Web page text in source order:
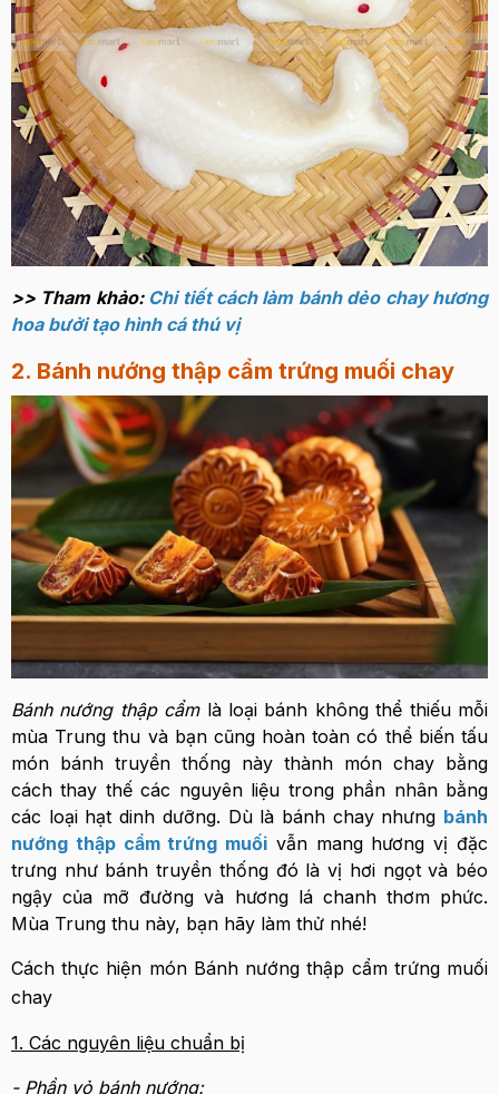
>> Tham khảo: Chi tiết cách làm bánh dẻo chay hương
hoa bưởi tạo hình cá thú vị
2. Bánh nướng thập cẩm trứng muối chay
Bánh nướng thập cẩmlà loại bánh không thể thiếu mỗi
mùa Trung thu và bạn cũng hoàn toàn có thể biến tấu
món bánh truyền thống này thành món chay bằng
cách thay thế các nguyên liệu trong phần nhân bằng
các loại hạt dinh dưỡng. Dù là bánh chay nhưng bánh
nướng thập cẩm trứng muối vẫn mang hương vị đặc
trưng như bánh truyền thống đó là vị hơi ngọt và béo
ngậy của mỡ đường và hương lá chanh thơm phức.
Mùa Trung thu này, bạn hãy làm thử nhé!
Cách thực hiện món Bánh nướng thập cẩm trứng muối
chay
1. Các nguyên liệu chuẩn bị
- Phần vỏ bánh nướng: